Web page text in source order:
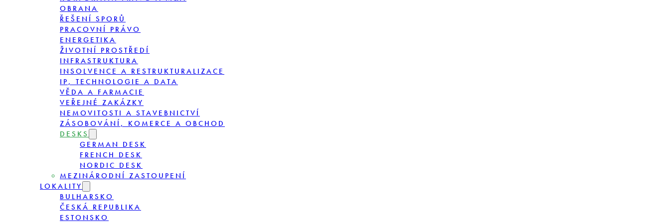
OBRANA
ŘEŠENÍ SPORŮ
PRACOVNÍ PRÁVO
ENERGETIKA
ŽIVOTNÍ PROSTŘEDÍ
INFRASTRUKTURA
INSOLVENCE A RESTRUKTURALIZACE
IP, TECHNOLOGIE A DATA
VĚDA A FARMACIE
VEŘEJNÉ ZAKÁZKY
NEMOVITOSTI A STAVEBNICTVÍ
ZÁSOBOVÁNÍ, KOMERCE A OBCHOD
DESKS
GERMAN DESK
FRENCH DESK
NORDIC DESK
MEZINÁRODNÍ ZASTOUPENÍ
LOKALITY
BULHARSKO
ČESKÁ REPUBLIKA
ESTONSKO